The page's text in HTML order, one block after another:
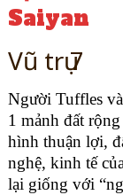
Saiyan
Vũ trụ 7
Người Tuffles
1 mảnh đất
hình thuận lợi,
nghệ, kinh tế
lại giống với